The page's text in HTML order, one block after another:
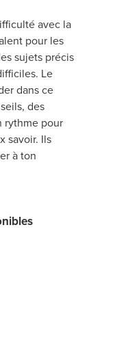
avec la
pour les
sujets précis
Le
dans ce
des
rythme pour
savoir. Ils
à ton